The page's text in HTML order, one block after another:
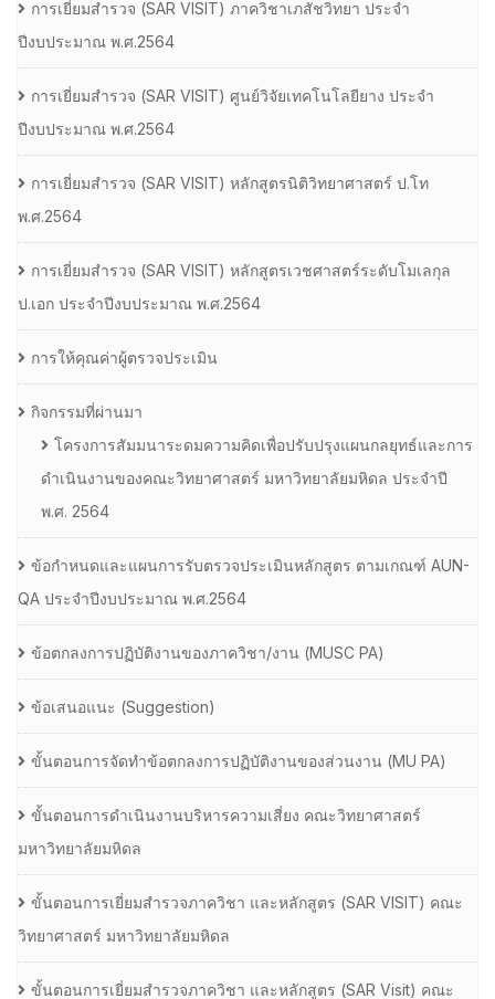
การเยี่ยมสํารวจ (SAR VISIT) ภาควิชาเภสัชวิทยา ประจํา
ปีงบประมาณ พ.ศ.2564
การเยี่ยมสํารวจ (SAR VISIT) ศูนย์วิจัยเทคโนโลยียาง ประจํา
ปีงบประมาณ พ.ศ.2564
การเยี่ยมสํารวจ (SAR VISIT) หลักสูตรนิติวิทยาศาสตร์ ป.โท
พ.ศ.2564
การเยี่ยมสํารวจ (SAR VISIT) หลักสูตรเวชศาสตร์ระดับโมเลกุล
ป.เอก ประจําปีงบประมาณ พ.ศ.2564
การให้คุณค่าผู้ตรวจประเมิน
กิจกรรมที่ผ่านมา
โครงการสัมมนาระดมความคิดเพื่อปรับปรุงแผนกลยุทธ์และการ
ดำเนินงานของคณะวิทยาศาสตร์ มหาวิทยาลัยมหิดล ประจำปี
พ.ศ. 2564
ข้อกำหนดและแผนการรับตรวจประเมินหลักสูตร ตามเกณฑ์ AUN-
QA ประจำปีงบประมาณ พ.ศ.2564
ข้อตกลงการปฏิบัติงานของภาควิชา/งาน (MUSC PA)
ข้อเสนอแนะ (Suggestion)
ขั้นตอนการจัดทำข้อตกลงการปฏิบัติงานของส่วนงาน (MU PA)
ขั้นตอนการดำเนินงานบริหารความเสี่ยง คณะวิทยาศาสตร์
มหาวิทยาลัยมหิดล
ขั้นตอนการเยี่ยมสำรวจภาควิชา และหลักสูตร (SAR VISIT) คณะ
วิทยาศาสตร์ มหาวิทยาลัยมหิดล
ขั้นตอนการเยี่ยมสำรวจภาควิชา และหลักสูตร (SAR Visit) คณะ